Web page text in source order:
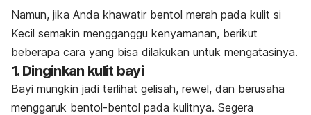
Namun, jika Anda khawatir bentol merah pada kulit si
Kecil semakin mengganggu kenyamanan, berikut
beberapa cara yang bisa dilakukan untuk mengatasinya.
1. Dinginkan kulit bayi
Bayi mungkin jadi terlihat gelisah, rewel, dan berusaha
menggaruk bentol-bentol pada kulitnya. Segera